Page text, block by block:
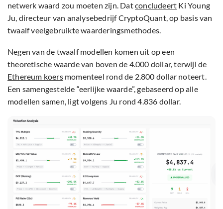
netwerk waard zou moeten zijn. Datconcludeert Ki Young
Ju, directeur van analysebedrijf CryptoQuant, op basis van
twaalf veelgebruikte waarderingsmethodes.
Negen van de twaalf modellen komen uit op een
theoretische waarde van boven de 4.000 dollar, terwijl de
Ethereum koersmomenteel rond de 2.800 dollar noteert.
Een samengestelde “eerlijke waarde”, gebaseerd op alle
modellen samen, ligt volgens Ju rond 4.836 dollar.